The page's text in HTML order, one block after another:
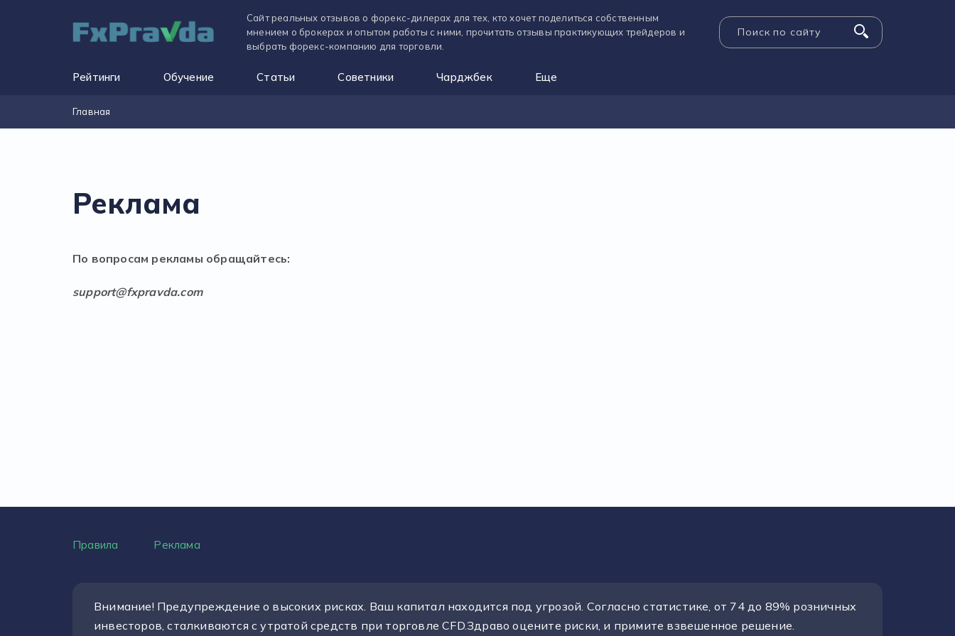
Сайт реальных отзывов о форекс-дилерах для тех, кто хочет поделиться собственным
мнением о брокерах и опытом работы с ними, прочитать отзывы практикующих трейдеров и
выбрать форекс-компанию для торговли.
Рейтинги Обучение Статьи Советники Чарджбек Еще
Главная
Реклама
По вопросам рекламы обращайтесь:
support@fxpravda.com
Правила Реклама
Внимание! Предупреждение о высоких рисках. Ваш капитал находится под угрозой. Согласно статистике, от 74 до 89% розничных
инвесторов, сталкиваются с утратой средств при торговле CFD.Здраво оцените риски, и примите взвешенное решение.